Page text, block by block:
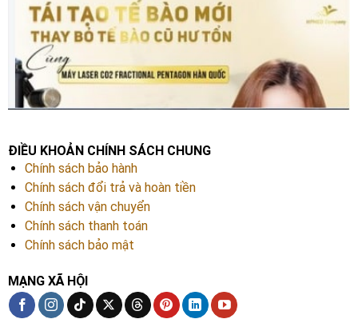
ĐIỀU KHOẢN CHÍNH SÁCH CHUNG
Chính sách bảo hành
Chính sách đổi trả và hoàn tiền
Chính sách vận chuyển
Chính sách thanh toán
Chính sách bảo mật
MẠNG XÃ HỘI